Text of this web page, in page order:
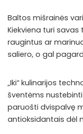
Baltos mišrainės
Kiekviena turi savas
raugintus ar
saliero, o gal
„Iki“ kulinarijos
šventėms
paruošti dvispalvę
antioksidantais dėl